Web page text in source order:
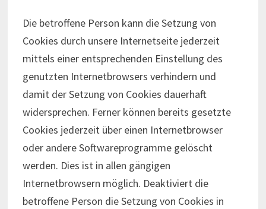
Die betroffene Person kann die Setzung von
Cookies durch unsere Internetseite jederzeit
mittels einer entsprechenden Einstellung des
genutzten Internetbrowsers verhindern und
damit der Setzung von Cookies dauerhaft
widersprechen. Ferner können bereits gesetzte
Cookies jederzeit über einen Internetbrowser
oder andere Softwareprogramme gelöscht
werden. Dies ist in allen gängigen
Internetbrowsern möglich. Deaktiviert die
betroffene Person die Setzung von Cookies in